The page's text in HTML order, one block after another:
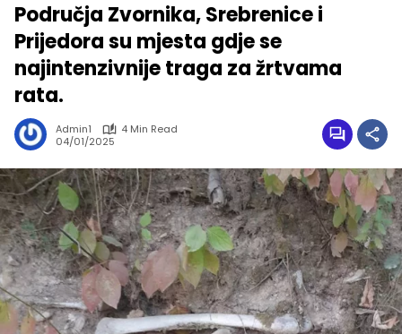
Područja Zvornika, Srebrenice i
Prijedora su mjesta gdje se
najintenzivnije traga za žrtvama
rata.
Admin1
4 Min Read
04/01/2025